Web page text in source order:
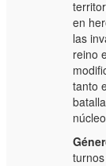
en
las
reino
tanto
turnos